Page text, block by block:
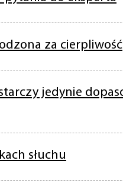
za cierpliwość
jedynie
słuchu